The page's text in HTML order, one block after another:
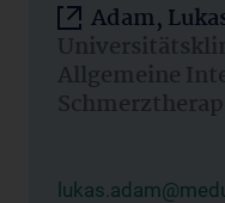
Adam,
Allgemeine